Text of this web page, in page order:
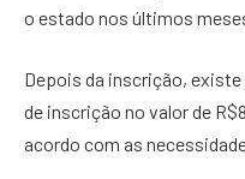
o estado nos últimos
Depois da inscrição, existe
de inscrição no valor de
acordo com as